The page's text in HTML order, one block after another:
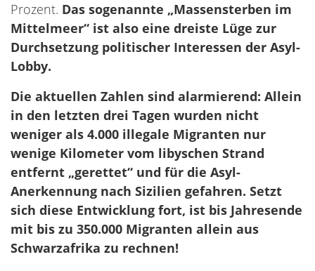
Prozent. Das sogenannte „Massensterben im
Mittelmeer“ ist also eine dreiste Lüge zur
Durchsetzung politischer Interessen der Asyl-
Lobby.
Die aktuellen Zahlen sind alarmierend: Allein
in den letzten drei Tagen wurden nicht
weniger als 4.000 illegale Migranten nur
wenige Kilometer vom libyschen Strand
entfernt „gerettet“ und für die Asyl-
Anerkennung nach Sizilien gefahren. Setzt
sich diese Entwicklung fort, ist bis Jahresende
mit bis zu 350.000 Migranten allein aus
Schwarzafrika zu rechnen!